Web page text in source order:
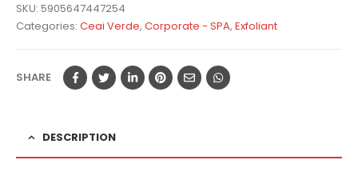
SKU: 5905647447254
Categories: Ceai Verde, Corporate - SPA, Exfoliant
SHARE
DESCRIPTION